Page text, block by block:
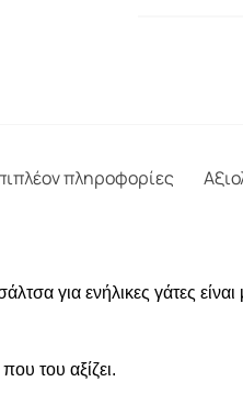
πληροφορίες
για ενήλικες γάτες
του αξίζει.